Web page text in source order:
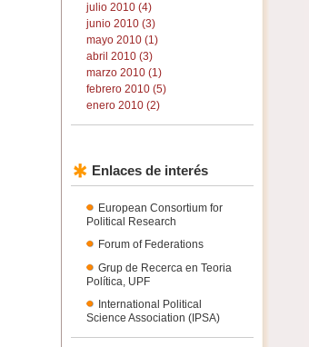
julio 2010 (4)
junio 2010 (3)
mayo 2010 (1)
abril 2010 (3)
marzo 2010 (1)
febrero 2010 (5)
enero 2010 (2)
Enlaces de interés
European Consortium for
Political Research
Forum of Federations
Grup de Recerca en Teoria
Política, UPF
International Political
Science Association (IPSA)